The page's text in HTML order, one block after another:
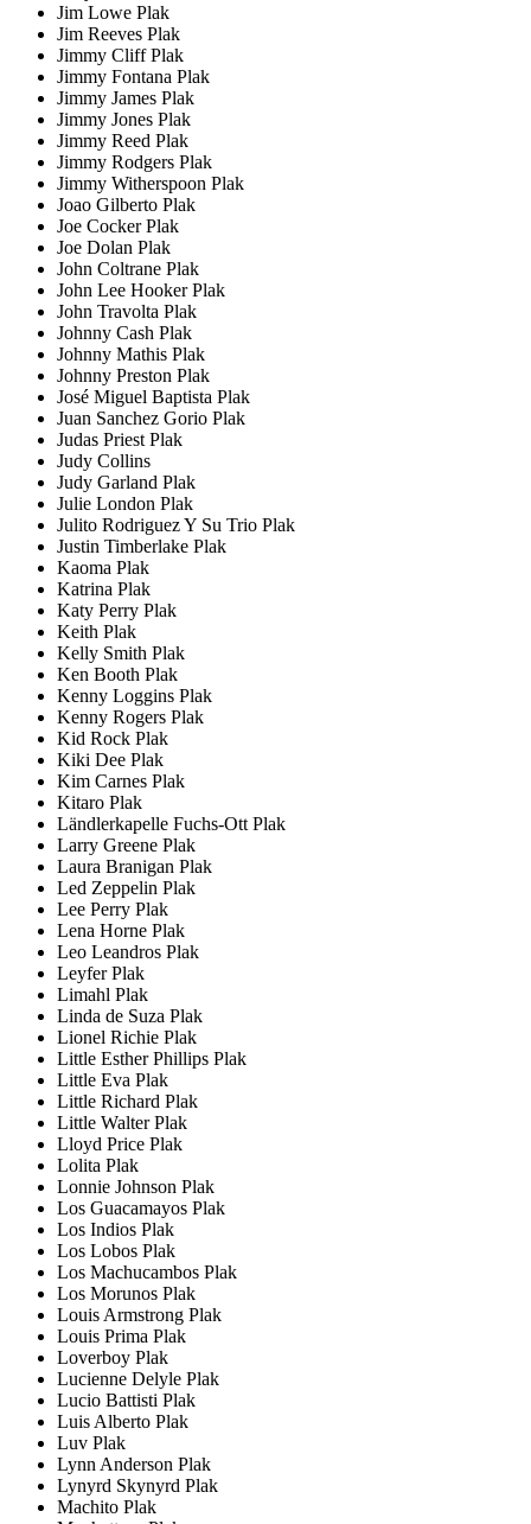
Jim Lowe Plak
Jim Reeves Plak
Jimmy Cliff Plak
Jimmy Fontana Plak
Jimmy James Plak
Jimmy Jones Plak
Jimmy Reed Plak
Jimmy Rodgers Plak
Jimmy Witherspoon Plak
Joao Gilberto Plak
Joe Cocker Plak
Joe Dolan Plak
John Coltrane Plak
John Lee Hooker Plak
John Travolta Plak
Johnny Cash Plak
Johnny Mathis Plak
Johnny Preston Plak
José Miguel Baptista Plak
Juan Sanchez Gorio Plak
Judas Priest Plak
Judy Collins
Judy Garland Plak
Julie London Plak
Julito Rodriguez Y Su Trio Plak
Justin Timberlake Plak
Kaoma Plak
Katrina Plak
Katy Perry Plak
Keith Plak
Kelly Smith Plak
Ken Booth Plak
Kenny Loggins Plak
Kenny Rogers Plak
Kid Rock Plak
Kiki Dee Plak
Kim Carnes Plak
Kitaro Plak
Ländlerkapelle Fuchs-Ott Plak
Larry Greene Plak
Laura Branigan Plak
Led Zeppelin Plak
Lee Perry Plak
Lena Horne Plak
Leo Leandros Plak
Leyfer Plak
Limahl Plak
Linda de Suza Plak
Lionel Richie Plak
Little Esther Phillips Plak
Little Eva Plak
Little Richard Plak
Little Walter Plak
Lloyd Price Plak
Lolita Plak
Lonnie Johnson Plak
Los Guacamayos Plak
Los Indios Plak
Los Lobos Plak
Los Machucambos Plak
Los Morunos Plak
Louis Armstrong Plak
Louis Prima Plak
Loverboy Plak
Lucienne Delyle Plak
Lucio Battisti Plak
Luis Alberto Plak
Luv Plak
Lynn Anderson Plak
Lynyrd Skynyrd Plak
Machito Plak